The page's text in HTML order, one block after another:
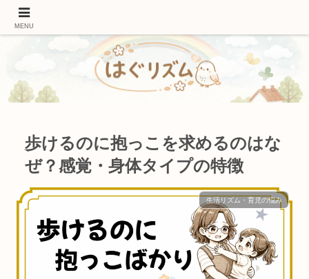
歩けるのに抱っこを求めるのはな
ぜ？感覚・身体タイプの特徴
生活リズム・育児の悩み
MENU